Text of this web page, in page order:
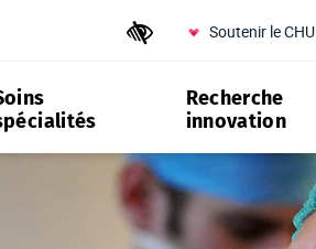
Outils d'accessibilité
Soutenir le CHU
Recherche
innovation